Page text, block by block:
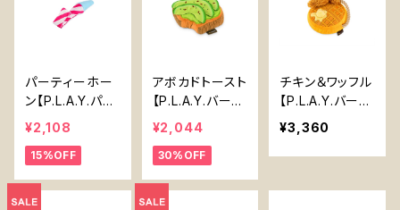
パーティーホー
ン【P.L.A.Y.パー
ティタイム】犬用
おもちゃ Party
Horn Dog Toy
Time】
¥2,108
15%OFF
アボカドトースト
【P.L.A.Y.バーキ
ングブランチシリ
ーズ】Avocado
Toast【P.L.A.Y.
h Series】
¥2,044
30%OFF
チキン＆ワッフル
【P.L.A.Y.バーキ
ングブランチシリ
ーズ】犬用おもち
ゃ Chicken &
oy 【P.L.A.Y. B
¥3,360